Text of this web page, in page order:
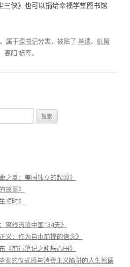
三侠》也可以捐给幸福学堂图书馆
。属于读书记分类，被贴了 单读、 虬髯
高阳 标签。
之夏：美国独立的起源》
故事》
顺时》
离线流浪中国134天》
义：作为自由前提的信念》
《前行笔记之耕耘心田》
业的仪式感与消费主义陷阱的人生死循